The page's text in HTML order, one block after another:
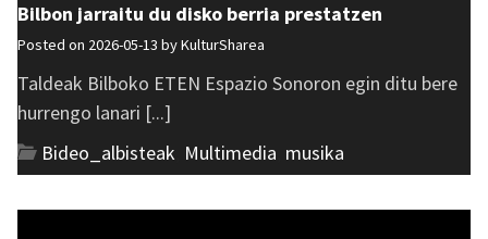
Bilbon jarraitu du disko berria prestatzen
Posted on 2026-05-13 byKulturSharea
Taldeak Bilboko ETEN Espazio Sonoron egin ditu bere
hurrengo lanari [...]
Bideo_albisteak Multimedia musika